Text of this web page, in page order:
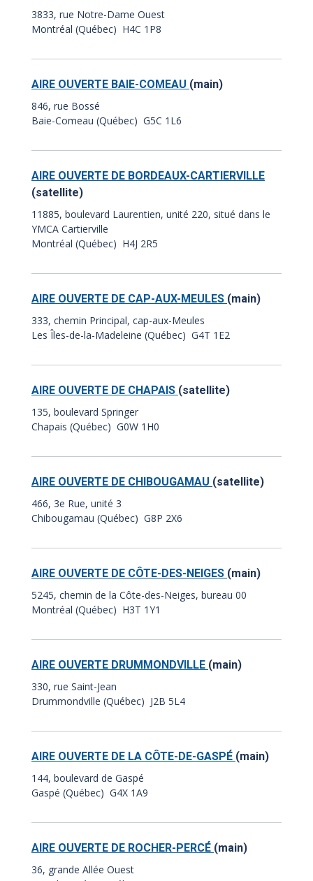
3833, rue Notre-Dame Ouest
Montréal (Québec) H4C 1P8
AIRE OUVERTE BAIE-COMEAU (main)
846, rue Bossé
Baie-Comeau (Québec) G5C 1L6
AIRE OUVERTE DE BORDEAUX-CARTIERVILLE
(satellite)
11885, boulevard Laurentien, unité 220, situé dans le
YMCA Cartierville
Montréal (Québec) H4J 2R5
AIRE OUVERTE DE CAP-AUX-MEULES (main)
333, chemin Principal, cap-aux-Meules
Les Îles-de-la-Madeleine (Québec) G4T 1E2
AIRE OUVERTE DE CHAPAIS (satellite)
135, boulevard Springer
Chapais (Québec) G0W 1H0
AIRE OUVERTE DE CHIBOUGAMAU (satellite)
466, 3e Rue, unité 3
Chibougamau (Québec) G8P 2X6
AIRE OUVERTE DE CÔTE-DES-NEIGES (main)
5245, chemin de la Côte-des-Neiges, bureau 00
Montréal (Québec) H3T 1Y1
AIRE OUVERTE DRUMMONDVILLE (main)
330, rue Saint-Jean
Drummondville (Québec) J2B 5L4
AIRE OUVERTE DE LA CÔTE-DE-GASPÉ (main)
144, boulevard de Gaspé
Gaspé (Québec) G4X 1A9
AIRE OUVERTE DE ROCHER-PERCÉ (main)
36, grande Allée Ouest